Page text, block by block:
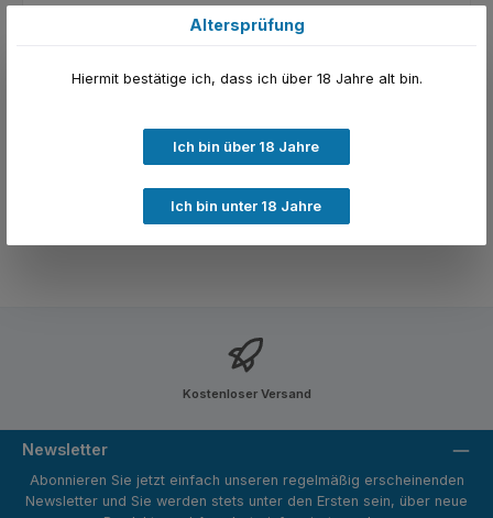
Beschreibung
Kostenloser Versand
Newsletter
Abonnieren Sie jetzt einfach unseren regelmäßig erscheinenden
Newsletter und Sie werden stets unter den Ersten sein, über neue
Altersprüfung
Hiermit bestätige ich, dass ich über 18 Jahre alt bin.
Ich bin über 18 Jahre
Ich bin unter 18 Jahre